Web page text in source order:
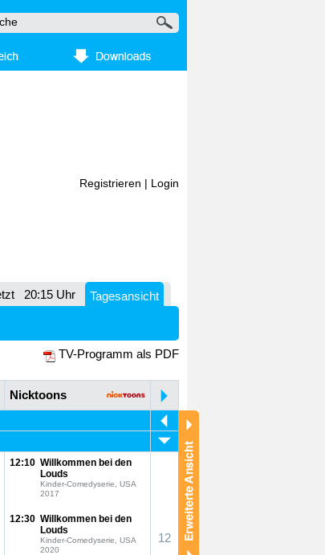
Registrieren Login
20:15 Uhr
Tagesansicht
TV-Programm als PDF
Nicktoons
12:10 Willkommen bei den
Louds
Kinder-Comedyserie, USA
2017
12:30 Willkommen bei den
Louds
Kinder-Comedyserie, USA
2020
12